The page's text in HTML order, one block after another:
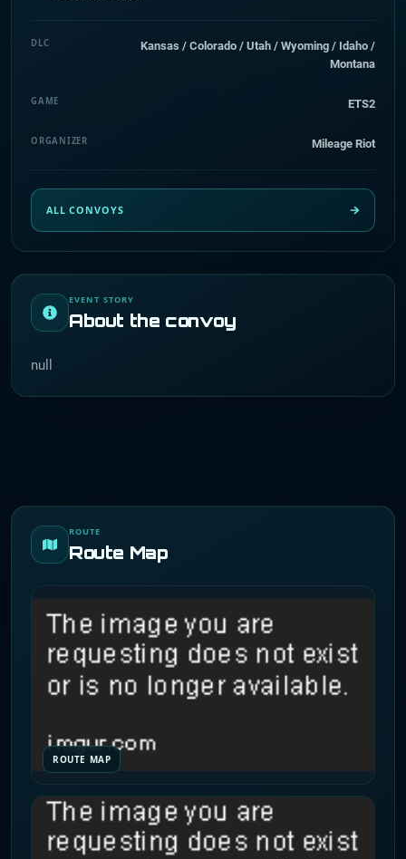
EVENT STORY
About the convoy
null
ROUTE
Route Map
ROUTE MAP
DLC
Kansas / Colorado / Utah / Wyoming / Idaho /
Montana
GAME ETS2
ORGANIZER Mileage Riot
ALL CONVOYS